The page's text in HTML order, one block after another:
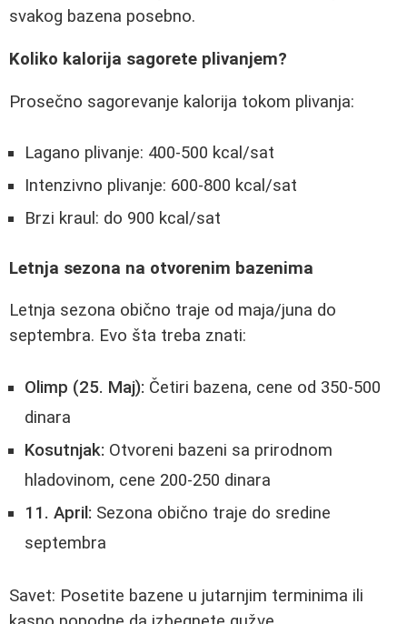
svakog bazena posebno.
Koliko kalorija sagorete plivanjem?
Prosečno sagorevanje kalorija tokom plivanja:
Lagano plivanje: 400-500 kcal/sat
Intenzivno plivanje: 600-800 kcal/sat
Brzi kraul: do 900 kcal/sat
Letnja sezona na otvorenim bazenima
Letnja sezona obično traje od maja/juna do
septembra. Evo šta treba znati:
Olimp (25. Maj): Četiri bazena, cene od 350-500
dinara
Kosutnjak: Otvoreni bazeni sa prirodnom
hladovinom, cene 200-250 dinara
11. April: Sezona obično traje do sredine
septembra
Savet: Posetite bazene u jutarnjim terminima ili